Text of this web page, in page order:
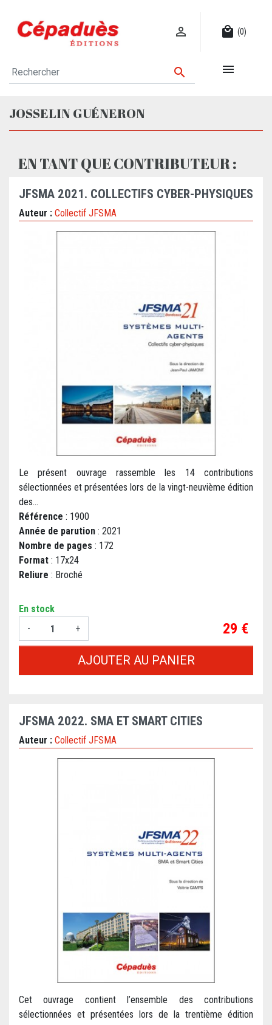
 local_mall (0)
 
JOSSELIN GUÉNERON
EN TANT QUE CONTRIBUTEUR :
JFSMA 2021. COLLECTIFS CYBER-PHYSIQUES
Auteur : Collectif JFSMA
Le présent ouvrage rassemble les 14 contributions
sélectionnées et présentées lors de la vingt-neuvième édition
des...
Référence : 1900
Année de parution : 2021
Nombre de pages : 172
Format : 17x24
Reliure : Broché
En stock
-
+ Prix
29 €
AJOUTER AU PANIER
JFSMA 2022. SMA ET SMART CITIES
Auteur : Collectif JFSMA
Cet ouvrage contient l’ensemble des contributions
sélectionnées et présentées lors de la trentième édition